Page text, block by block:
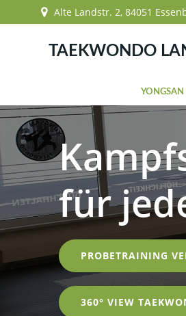
Inhalt
Alte Landstr. 2, 84051
TAEKWONDO
YONGSAN
für
PROBETRAINING
360° VIEW